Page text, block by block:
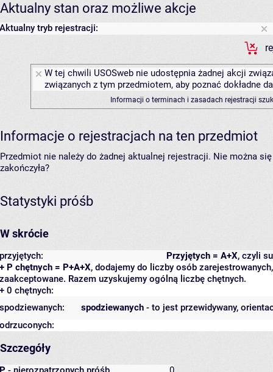
Aktualny stan oraz możliwe akcje
Aktualny tryb rejestracji:
W tej chwili USOSweb nie udostępnia żadnej akcji
związanych z tym przedmiotem, aby poznać dokładne
Informacji o terminach i zasadach rejestracji
Informacje o rejestracjach na ten przedmiot
Przedmiot nie należy do żadnej aktualnej rejestracji. Nie można
zakończyła?
Statystyki próśb
W skrócie
Przyjętych = A+X, czyli
przyjętych:
+ P chętnych = P+A+X, dodajemy do liczby osób
zaakceptowane. Razem uzyskujemy ogólną liczbę chętnych.
+ 0 chętnych:
spodziewanych - to jest przewidywany,
spodziewanych:
odrzuconych:
Szczegóły